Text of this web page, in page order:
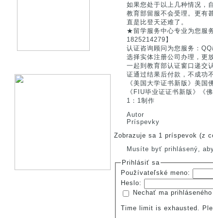
如果您处于以上几种情况，
教育部留服不会受理。更有
直是比登天还难了。
★留学服务中心专业为您服
1825214279】
认证咨询顾问为您服务：
选择实体注册公司办理，更
一起到教育部认证窗口递交
证通过结果后付款，不成功
《美国大学证书新版》美国
《FIU毕业证证书新版》《
1：1制作
Autor
Príspevky
Zobrazuje sa 1 príspevok (z
Musíte byť prihlásený,
Prihlásiť sa
Používateľské meno:
Heslo:
Nechať ma prihláseného
Time limit is exhausted.